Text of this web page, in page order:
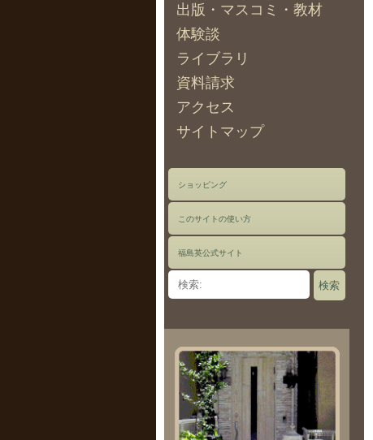
出版・マスコミ・教材
体験談
ライブラリ
資料請求
アクセス
サイトマップ
ショッピング
このサイトの使い方
福島英公式サイト